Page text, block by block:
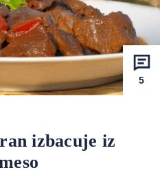
5
izbacuje iz